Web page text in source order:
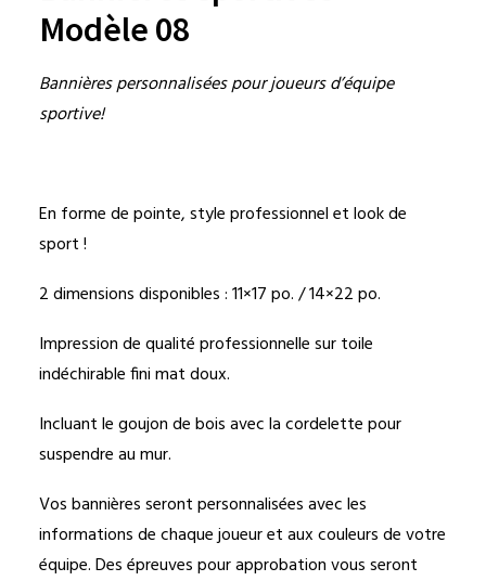
Modèle 08
Bannières personnalisées pour joueurs d’équipe
sportive!
En forme de pointe, style professionnel et look de
sport !
2 dimensions disponibles : 11×17 po. / 14×22 po.
Impression de qualité professionnelle sur toile
indéchirable fini mat doux.
Incluant le goujon de bois avec la cordelette pour
suspendre au mur.
Vos bannières seront personnalisées avec les
informations de chaque joueur et aux couleurs de votre
équipe. Des épreuves pour approbation vous seront